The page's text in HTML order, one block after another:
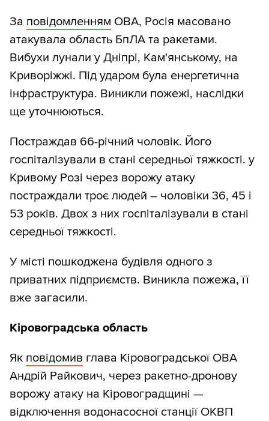
За повідомленням ОВА, Росія масовано
атакувала область БпЛА та ракетами.
Вибухи лунали у Дніпрі, Кам'янському, на
Криворіжжі. Під ударом була енергетична
інфраструктура. Виникли пожежі, наслідки
ще уточнюються.
Постраждав 66-річний чоловік. Його
госпіталізували в стані середньої тяжкості. у
Кривому Розі через ворожу атаку
постраждали троє людей – чоловіки 36, 45 і
53 років. Двох з них госпіталізували в стані
середньої тяжкості.
У місті пошкоджена будівля одного з
приватних підприємств. Виникла пожежа, її
вже загасили.
Кіровоградська область
Як повідомив глава Кіровоградської ОВА
Андрій Райкович, через ракетно-дронову
ворожу атаку на Кіровоградщині —
відключення водонасосної станції ОКВП